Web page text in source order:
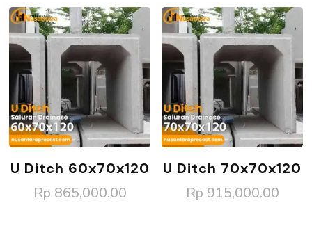
U Ditch 60x70x120
Rp 865,000.00
U Ditch 70x70x120
Rp 915,000.00